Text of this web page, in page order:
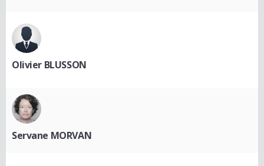
Olivier BLUSSON
Servane MORVAN